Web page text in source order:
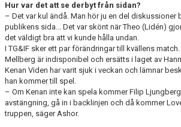
Hur var det att se derbyt från sidan?
– Det var kul ändå. Man hör ju en del diskussioner
publikens sida... Det var skönt när Theo (Lidén)
det väldigt bra att vi kunde hålla undan.
I TG&IF sker ett par förändringar till kvällens
Mellberg är indisponibel och ersätts i laget av
Kenan Viden har varit sjuk i veckan och lämnar
han kommer till spel.
– Om Kenan inte kan spela kommer Filip
avstängning, gå in i backlinjen och då kommer
truppen, säger Ashor.